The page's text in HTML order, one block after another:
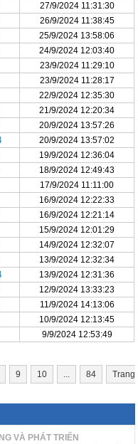
27/9/2024 11:31:30
26/9/2024 11:38:45
25/9/2024 13:58:06
24/9/2024 12:03:40
23/9/2024 11:29:10
23/9/2024 11:28:17
22/9/2024 12:35:30
21/9/2024 12:20:34
20/9/2024 13:57:26
20/9/2024 13:57:02
19/9/2024 12:36:04
18/9/2024 12:49:43
17/9/2024 11:11:00
16/9/2024 12:22:33
16/9/2024 12:21:14
15/9/2024 12:01:29
14/9/2024 12:32:07
13/9/2024 12:32:34
13/9/2024 12:31:36
12/9/2024 13:33:23
11/9/2024 14:13:06
10/9/2024 12:13:45
9/9/2024 12:53:49
9 10 ... 84
Trang
VÀ PHÁT TRIỂN